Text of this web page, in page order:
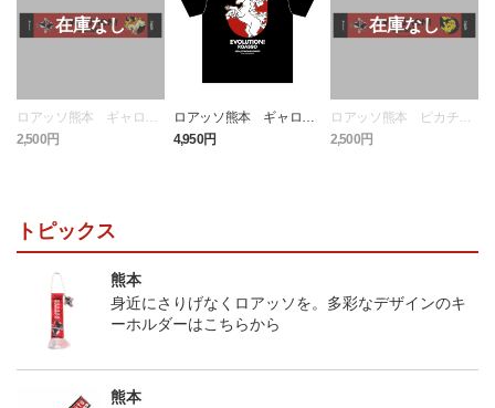
ロアッソ熊本 ギャロッ
プ タオルマフラー
2,500円
ロアッソ熊本 ギャロッ
プ Tシャツ BLACK
4,950円
ロアッソ熊本 ピカチュ
ウ タオルマフラー
2,500円
トピックス
熊本
身近にさりげなくロアッソを。多彩なデザインのキ
ーホルダーはこちらから
熊本